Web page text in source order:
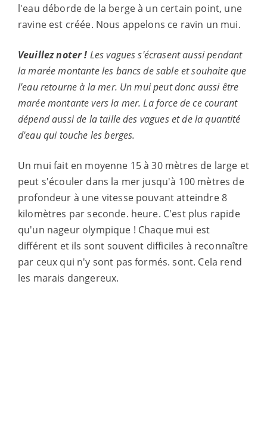
l'eau déborde de la berge à un certain point, une
ravine est créée. Nous appelons ce ravin un mui.
Veuillez noter ! Les vagues s'écrasent aussi pendant
la marée montanteles bancs de sable et souhaite que
l'eau retourne à la mer. Un mui peut donc aussi être
marée montante vers la mer. La force de ce courant
dépend ausside la taille des vagues et de la quantité
d'eau qui touche les berges.
Un mui fait en moyenne 15 à 30 mètres de large et
peut s'écouler dans la mer jusqu'à 100 mètres de
profondeur à une vitesse pouvant atteindre 8
kilomètres par seconde. heure. C'est plus rapide
qu'un nageur olympique ! Chaque mui est
différent et ils sont souvent difficiles à reconnaître
par ceux qui n'y sont pas formés.sont. Cela rend
les marais dangereux.